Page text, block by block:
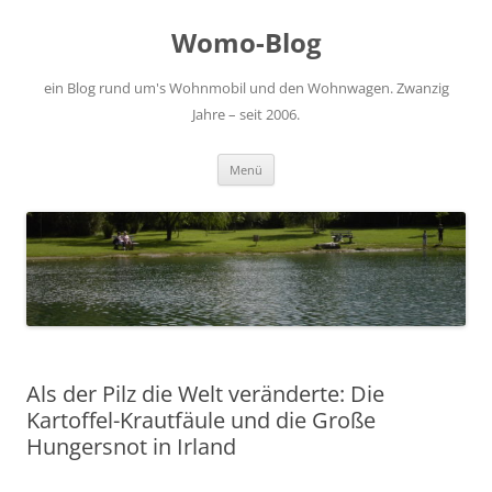
Womo-Blog
ein Blog rund um's Wohnmobil und den Wohnwagen. Zwanzig
Jahre – seit 2006.
Menü
Als der Pilz die Welt veränderte: Die
Kartoffel-Krautfäule und die Große
Hungersnot in Irland